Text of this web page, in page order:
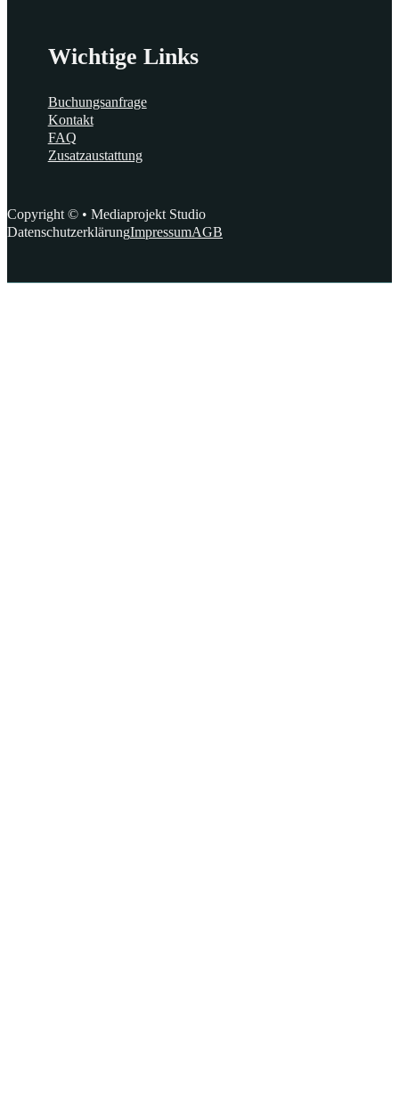
Wichtige Links
Buchungsanfrage
Kontakt
FAQ
Zusatzaustattung
Copyright © • Mediaprojekt Studio
DatenschutzerklärungImpressumAGB